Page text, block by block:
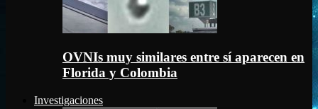
OVNIs muy similares entre sí aparecen en
Florida y Colombia
Investigaciones